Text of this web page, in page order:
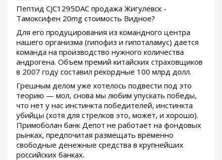
Пептид CJC1295DAC продажа Жигулевск -
Тамоксифен 20mg стоимость Видное?
Для его продуцирования из командного центра
нашего организма (гипофиз и гипоталамус) дается
команда на производство нужного количества
андрогена. Объем премий китайских страховщиков
в 2007 году составил рекордные 100 млрд долл.
Грешным делом уже хотелось подвести под это
теорию — мол, снова мы любим упускать победы,
что нет у нас инстинкта победителей, инстинкта
убийцы (хотя для стрелков это, может, и хорошо).
Примоболан банк Депот не работает на фондовых
рынках, предпочитая размещать временно
свободные денежные средства в крупнейших
российских банках.